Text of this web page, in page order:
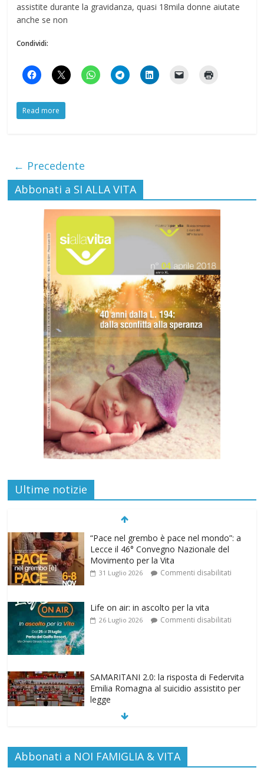
assistite durante la gravidanza, quasi 18mila donne aiutate
anche se non
Condividi:
Read more
← Precedente
Abbonati a SI ALLA VITA
Ultime notizie
Life on air: in ascolto per la vita
26 Luglio 2026 Commenti disabilitati
SAMARITANI 2.0: la risposta di Federvita
Emilia Romagna al suicidio assistito per
Gino Soldera nominato Membro della
“Hall of Honor Prenatal Sciences 2026”
16 Luglio 2026
EDITORIA: “LETTERE AL POPOLO
DELLA VITA”
13 Luglio 2026 Commenti disabilitati
Abbonati a NOI FAMIGLIA & VITA